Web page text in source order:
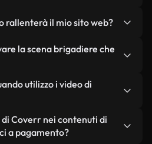
persone, relativi a
generati dall'intelligenza
è chiaramente etichettato,
rallenterà il mio sito web?
versioni ottimizzate.
e pronti per il web,
riducono al minimo i
migliorano parametri
la scena brigadiere che
utilizzando Coverr AI
la scena, ad esempio
personalizzato in
standard di licenza.
utilizzo i video di
dell'autore.
nostra libreria sono
di Coverr nei contenuti di
a pagamento?